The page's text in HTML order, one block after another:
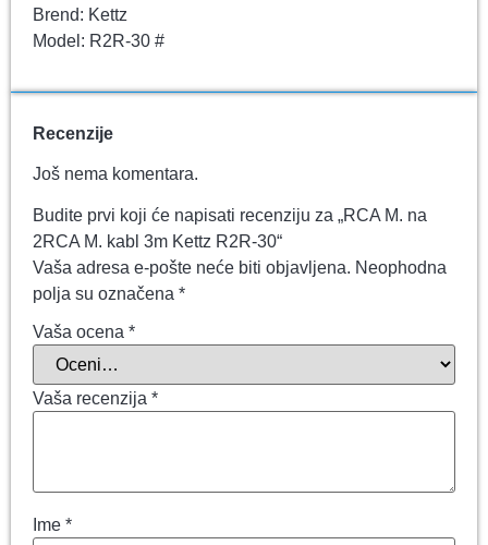
Brend: Kettz
Model: R2R-30 #
Recenzije
Još nema komentara.
Budite prvi koji će napisati recenziju za „RCA M. na
2RCA M. kabl 3m Kettz R2R-30“
Vaša adresa e-pošte neće biti objavljena. Neophodna
polja su označena *
Vaša ocena *
Vaša recenzija *
Ime *